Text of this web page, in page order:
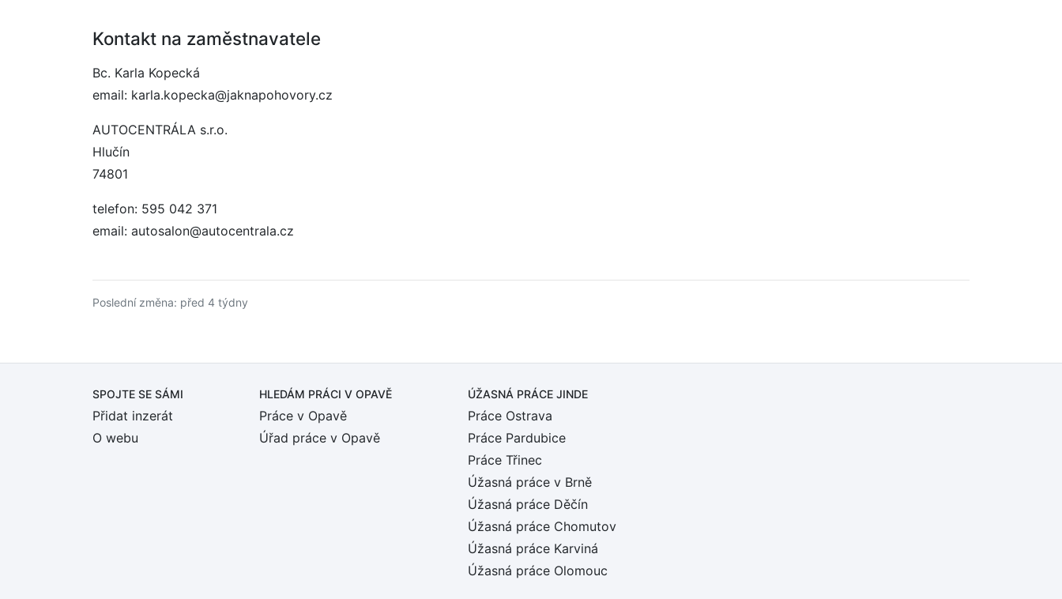
Kontakt na zaměstnavatele
Bc. Karla Kopecká
email: karla.kopecka@jaknapohovory.cz
AUTOCENTRÁLA s.r.o.
Hlučín
74801
telefon: 595 042 371
email: autosalon@autocentrala.cz
Poslední změna: před 4 týdny
SPOJTE SE SÁMI
Přidat inzerát
O webu
HLEDÁM PRÁCI V OPAVĚ
Práce v Opavě
Úřad práce v Opavě
ÚŽASNÁ PRÁCE JINDE
Práce Ostrava
Práce Pardubice
Práce Třinec
Úžasná práce v Brně
Úžasná práce Děčín
Úžasná práce Chomutov
Úžasná práce Karviná
Úžasná práce Olomouc